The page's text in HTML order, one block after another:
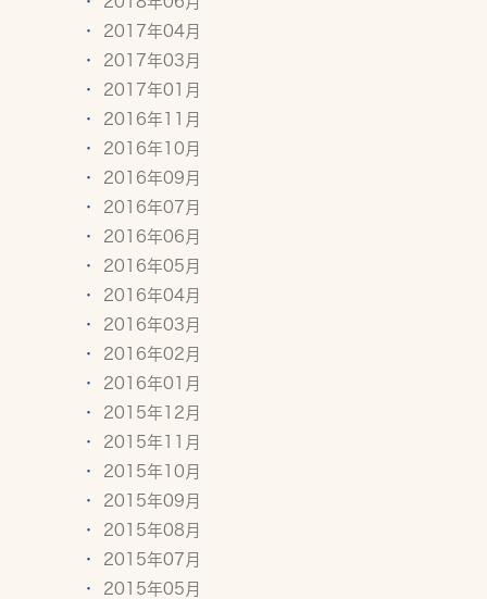
2017年04月
2017年03月
2017年01月
2016年11月
2016年10月
2016年09月
2016年07月
2016年06月
2016年05月
2016年04月
2016年03月
2016年02月
2016年01月
2015年12月
2015年11月
2015年10月
2015年09月
2015年08月
2015年07月
2015年05月